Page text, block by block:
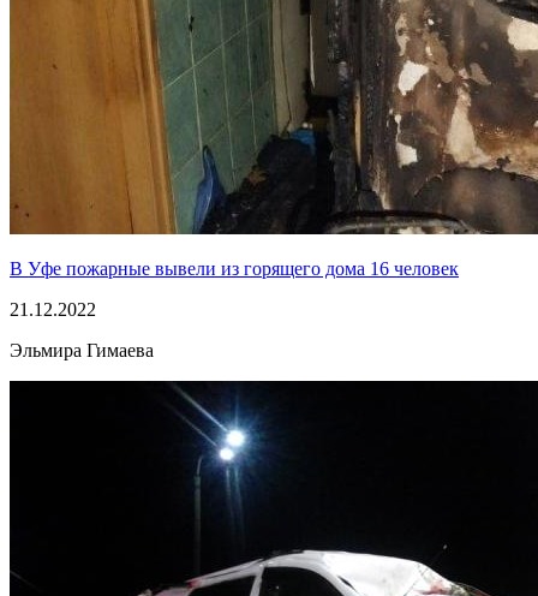
В Уфе пожарные вывели из горящего дома 16 человек
21.12.2022
Эльмира Гимаева